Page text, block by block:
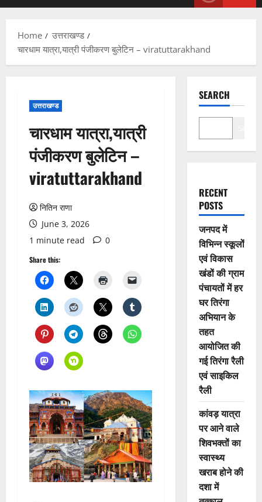
Home
उत्तराखण्ड
चारधाम यात्रा,यात्री पंजीकरण बुलेटिन – viratuttarakhand
उत्तराखण्ड
चारधाम यात्रा,यात्री
पंजीकरण बुलेटिन –
viratuttarakhand
नितिन राणा
June 3, 2026
1 minute read
0
Share this:
SEARCH
RECENT
POSTS
जनपद में
विभिन्न स्कूलों
एवं विकास
खंडों की ग्राम
पंचायतों में हर
घर तिरंगा
अभियान के
तहत
आयोजित की
गई तिरंगा रैली
एवं साइकिल
रैली
कांवड़ यात्रा
पर आने वाले
शिवभक्तों का
स्वास्थ्य
खराब होने की
दशा में